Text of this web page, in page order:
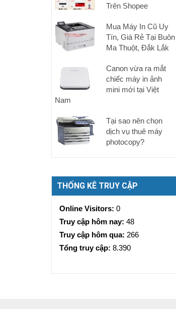
Trên Shopee
Mua Máy In Cũ Uy
Tín, Giá Rẻ Tại Buôn
Ma Thuột, Đắk Lắk
Canon vừa ra mắt
chiếc máy in ảnh
mini mới tại Việt
Nam
Tại sao nên chọn
dịch vụ thuê máy
photocopy?
THỐNG KÊ TRUY CẬP
Online Visitors: 0
Truy cập hôm nay: 48
Truy cập hôm qua: 266
Tổng truy cập: 8.390